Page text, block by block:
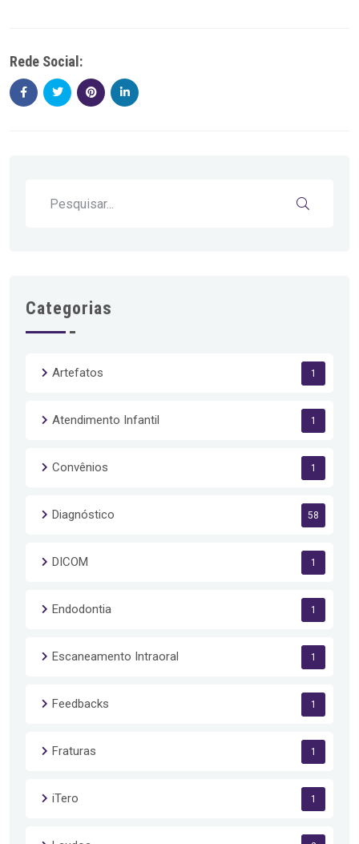
Rede Social:
Categorias
Artefatos 1
Atendimento Infantil 1
Convênios 1
Diagnóstico 58
DICOM 1
Endodontia 1
Escaneamento Intraoral 1
Feedbacks 1
Fraturas 1
iTero 1